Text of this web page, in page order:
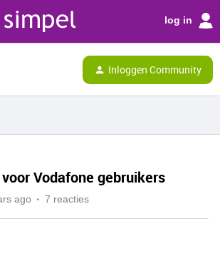
log in
Inloggen Community
Vodafone gebruikers
ago 7 reacties